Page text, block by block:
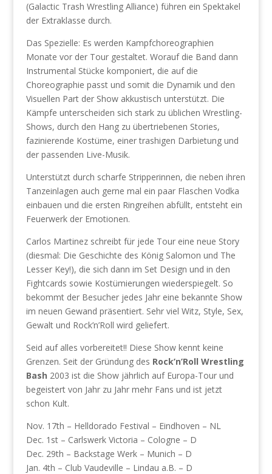
(Galactic Trash Wrestling Alliance) führen ein Spektakel
der Extraklasse durch.
Das Spezielle: Es werden Kampfchoreographien
Monate vor der Tour gestaltet. Worauf die Band dann
Instrumental Stücke komponiert, die auf die
Choreographie passt und somit die Dynamik und den
Visuellen Part der Show akkustisch unterstützt. Die
Kämpfe unterscheiden sich stark zu üblichen Wrestling-
Shows, durch den Hang zu übertriebenen Stories,
fazinierende Kostüme, einer trashigen Darbietung und
der passenden Live-Musik.
Unterstützt durch scharfe Stripperinnen, die neben ihren
Tanzeinlagen auch gerne mal ein paar Flaschen Vodka
einbauen und die ersten Ringreihen abfüllt, entsteht ein
Feuerwerk der Emotionen.
Carlos Martinez schreibt für jede Tour eine neue Story
(diesmal: Die Geschichte des König Salomon und The
Lesser Key!), die sich dann im Set Design und in den
Fightcards sowie Kostümierungen wiederspiegelt. So
bekommt der Besucher jedes Jahr eine bekannte Show
im neuen Gewand präsentiert. Sehr viel Witz, Style, Sex,
Gewalt und Rock’n’Roll wird geliefert.
Seid auf alles vorbereitet!! Diese Show kennt keine
Grenzen. Seit der Gründung des Rock’n’Roll Wrestling
Bash 2003 ist die Show jährlich auf Europa-Tour und
begeistert von Jahr zu Jahr mehr Fans und ist jetzt
schon Kult.
Nov. 17th – Helldorado Festival – Eindhoven – NL
Dec. 1st – Carlswerk Victoria – Cologne – D
Dec. 29th – Backstage Werk – Munich – D
Jan. 4th – Club Vaudeville – Lindau a.B. – D